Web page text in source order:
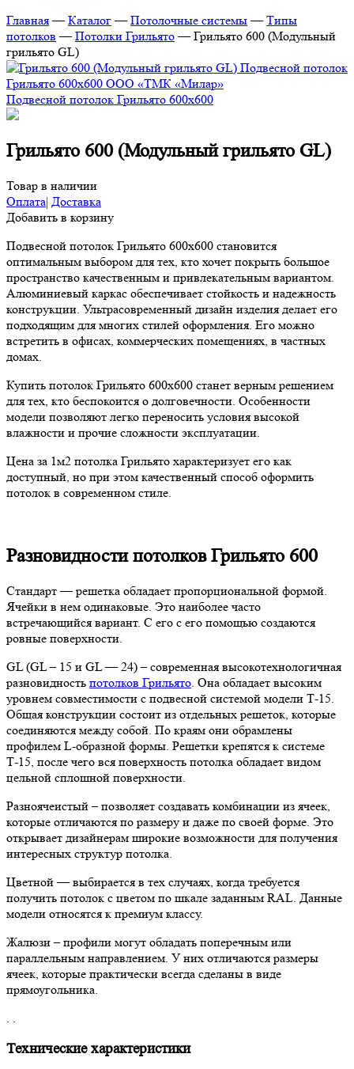
Главная — Каталог — Потолочные системы — Типы
потолков — Потолки Грильято — Грильято 600 (Модульный
грильято GL)
Подвесной потолок Грильято 600х600
Грильято 600 (Модульный грильято GL)
Товар в наличии
Оплата| Доставка
Добавить в корзину
Подвесной потолок Грильято 600х600 становится
оптимальным выбором для тех, кто хочет покрыть большое
пространство качественным и привлекательным вариантом.
Алюминиевый каркас обеспечивает стойкость и надежность
конструкции. Ультрасовременный дизайн изделия делает его
подходящим для многих стилей оформления. Его можно
встретить в офисах, коммерческих помещениях, в частных
домах.
Купить потолок Грильято 600х600 станет верным решением
для тех, кто беспокоится о долговечности. Особенности
модели позволяют легко переносить условия высокой
влажности и прочие сложности эксплуатации.
Цена за 1м2 потолка Грильято характеризует его как
доступный, но при этом качественный способ оформить
потолок в современном стиле.
Разновидности потолков Грильято 600
Стандарт — решетка обладает пропорциональной формой.
Ячейки в нем одинаковые. Это наиболее часто
встречающийся вариант. С его с его помощью создаются
ровные поверхности.
GL (GL – 15 и GL — 24) – современная высокотехнологичная
разновидность потолков Грильято . Она обладает высоким
уровнем совместимости с подвесной системой модели Т-15.
Общая конструкции состоит из отдельных решеток, которые
соединяются между собой. По краям они обрамлены
профилем L-образной формы. Решетки крепятся к системе
Т-15, после чего вся поверхность потолка обладает видом
цельной сплошной поверхности.
Разноячеистый – позволяет создавать комбинации из ячеек,
которые отличаются по размеру и даже по своей форме. Это
открывает дизайнерам широкие возможности для получения
интересных структур потолка.
Цветной — выбирается в тех случаях, когда требуется
получить потолок с цветом по шкале заданным RAL. Данные
модели относятся к премиум классу.
Жалюзи – профили могут обладать поперечным или
параллельным направлением. У них отличаются размеры
ячеек, которые практически всегда сделаны в виде
прямоугольника.
Технические характеристики